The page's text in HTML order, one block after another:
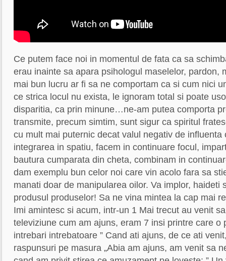
Ce putem face noi in momentul de fata ca sa
erau inainte sa apara psihologul maselelor, pardon,
mai bun lucru ar fi sa ne comportam ca si cum nici
ce strica locul nu exista, le ignoram total si poate
disparitia, ca prin minune…ne-am putea comporta
transmite, precum simtim, sunt sigur ca spiritul
cu mult mai puternic decat valul negativ de influenta
integrarea in spatiu, facem in continuare focul,
bautura cumparata din cheta, combinam in
dam exemplu bun celor noi care vin acolo fara sa
manati doar de manipularea oilor. Va implor, haideti
produsul produselor! Sa ne vina mintea la cap mai
Imi amintesc si acum, intr-un 1 Mai trecut au venit
televiziune cum am ajuns, eram 7 insi printre care
intrebari intrebatoare ” Cand ati ajuns, de ce ati
raspunsuri pe masura „Abia am ajuns, am venit sa